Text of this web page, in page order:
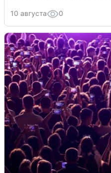
10 августа 0